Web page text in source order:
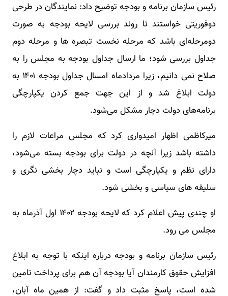
رئیس سازمان برنامه و بودجه توضیح داد: نمایندگان در طرحی
دوفوریتی خواستند تا روند بررسی لایحه بودجه به صورت
دومرحله‌ای باشد که مرحله نخست تبصره ها و مرحله دوم
جداول بررسی شود؛ ما ارسال جداول بودجه به مجلس را به
صلاح نمی دانیم، زیرا مردادماه امسال جداول بودجه ۱۴۰۱ به
دولت ابلاغ شد و از این جهت جمع کردن یکپارچگی
برنامه‌های دولت دچار مشکل می‌شود.
میرکاظمی اظهار امیدواری کرد که مجلس مراعات لازم را
داشته باشد زیرا آنچه در دولت برای بودجه بسته می‌شود،
دارای نظم و یکپارچگی است و نباید دچار بخشی نگری و
سلیقه های سیاسی و بخشی شود.
او چندی پیش اعلام کرد که لایحه بودجه ۱۴۰۲ اول آذرماه به
مجلس می رود.
رئیس سازمان برنامه و بودجه درباره اینکه با توجه به ابلاغ
افزایش حقوق کارمندان آیا بودجه آن هم برای پرداخت تامین
شده است، پاسخ مثبت داد و گفت: از همین ماه آبان،